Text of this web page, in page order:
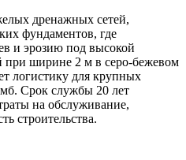
дренажных сетей,
фундаментов, где
и эрозию под высокой
при ширине 2 м в серо-бежевом
логистику для крупных
Срок службы 20 лет
на обслуживание,
строительства.